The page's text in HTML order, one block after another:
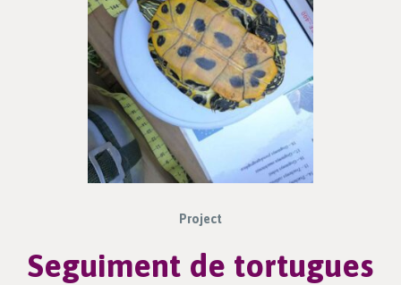
Project
Seguiment de tortugues